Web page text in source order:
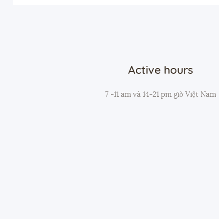
Active hours
7 -11 am và 14-21 pm giờ Việt Nam